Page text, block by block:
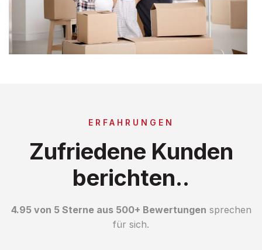
ERFAHRUNGEN
Zufriedene Kunden
berichten..
4.95 von 5 Sterne aus 500+ Bewertungen sprechen
für sich.